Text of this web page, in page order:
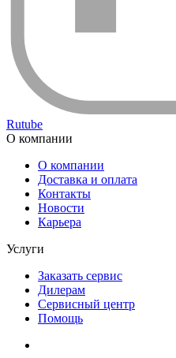
Rutube
О компании
О компании
Доставка и оплата
Контакты
Новости
Карьера
Услуги
Заказать сервис
Дилерам
Сервисный центр
Помощь